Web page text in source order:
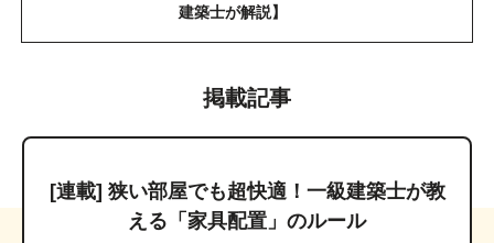
建築士が解説】
掲載記事
[連載] 狭い部屋でも超快適！一級建築士が教
える「家具配置」のルール